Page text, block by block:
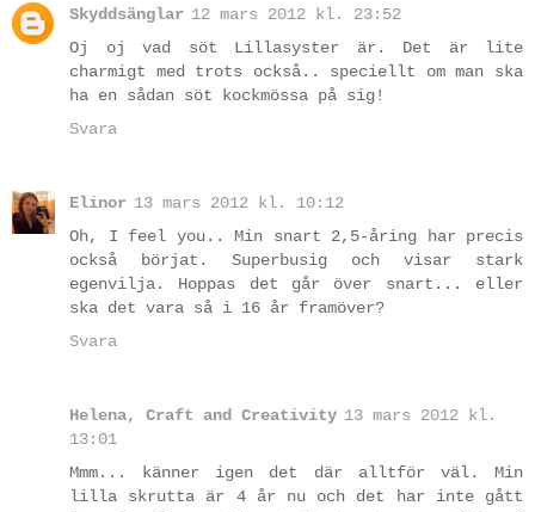
Skyddsänglar 12 mars 2012 kl. 23:52
Oj oj vad söt Lillasyster är. Det är lite
charmigt med trots också.. speciellt om man ska
ha en sådan söt kockmössa på sig!
Svara
Elinor 13 mars 2012 kl. 10:12
Oh, I feel you.. Min snart 2,5-åring har precis
också börjat. Superbusig och visar stark
egenvilja. Hoppas det går över snart... eller
ska det vara så i 16 år framöver?
Svara
Helena, Craft and Creativity 13 mars 2012 kl.
13:01
Mmm... känner igen det där alltför väl. Min
lilla skrutta är 4 år nu och det har inte gått